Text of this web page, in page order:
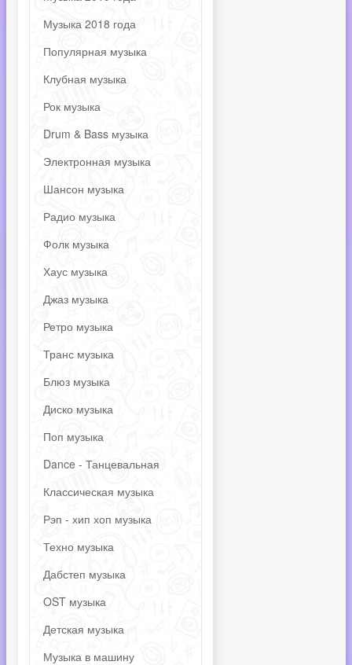
Музыка 2018 года
Популярная музыка
Клубная музыка
Рок музыка
Drum & Bass музыка
Электронная музыка
Шансон музыка
Радио музыка
Фолк музыка
Хаус музыка
Джаз музыка
Ретро музыка
Транс музыка
Блюз музыка
Диско музыка
Поп музыка
Dance - Танцевальная
Классическая музыка
Рэп - хип хоп музыка
Техно музыка
Дабстеп музыка
OST музыка
Детская музыка
Музыка в машину